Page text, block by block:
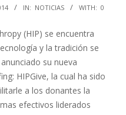
IN: NOTICIAS WITH: 0
(HIP) se encuentra
y la tradición se
su nueva
HIPGive, la cual ha sido
a los donantes la
efectivos liderados